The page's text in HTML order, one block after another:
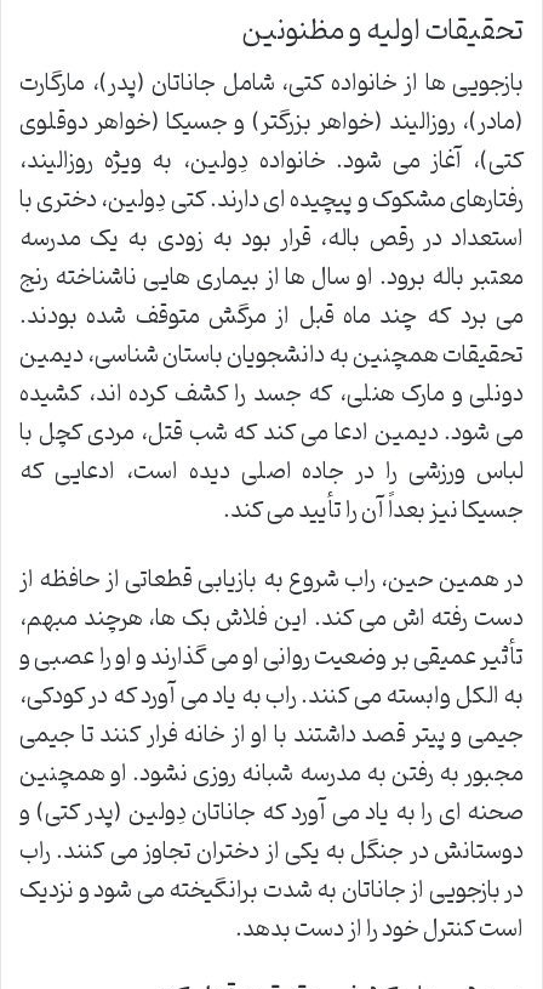
تحقیقات اولیه و مظنونین
بازجویی ها از خانواده کتی، شامل جاناتان (پدر)، مارگارت
(مادر)، روزالیند (خواهر بزرگتر) و جسیکا (خواهر دوقلوی
کتی)، آغاز می شود. خانواده دِولین، به ویژه روزالیند،
رفتارهای مشکوک و پیچیده ای دارند. کتی دِولین، دختری با
استعداد در رقص باله، قرار بود به زودی به یک مدرسه
معتبر باله برود. او سال ها از بیماری هایی ناشناخته رنج
می برد که چند ماه قبل از مرگش متوقف شده بودند.
تحقیقات همچنین به دانشجویان باستان شناسی، دیمین
دونلی و مارک هنلی، که جسد را کشف کرده اند، کشیده
می شود. دیمین ادعا می کند که شب قتل، مردی کچل با
لباس ورزشی را در جاده اصلی دیده است، ادعایی که
جسیکا نیز بعداً آن را تأیید می کند.
در همین حین، راب شروع به بازیابی قطعاتی از حافظه از
دست رفته اش می کند. این فلاش بک ها، هرچند مبهم،
تأثیر عمیقی بر وضعیت روانی او می گذارند و او را عصبی و
به الکل وابسته می کنند. راب به یاد می آورد که در کودکی،
جیمی و پیتر قصد داشتند با او از خانه فرار کنند تا جیمی
مجبور به رفتن به مدرسه شبانه روزی نشود. او همچنین
صحنه ای را به یاد می آورد که جاناتان دِولین (پدر کتی) و
دوستانش در جنگل به یکی از دختران تجاوز می کنند. راب
در بازجویی از جاناتان به شدت برانگیخته می شود و نزدیک
است کنترل خود را از دست بدهد.